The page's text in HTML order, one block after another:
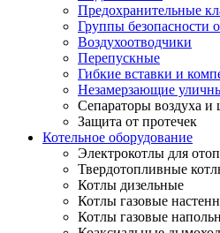
Предохранительные
Группы безопасности
Воздухоотводчики
Перепускные
Гибкие вставки и
Незамерзающие
Сепараторы воздуха и
Защита от протечек
Котельное оборудование
Электрокотлы для
Твердотопливные
Котлы дизельные
Котлы газовые
Котлы газовые